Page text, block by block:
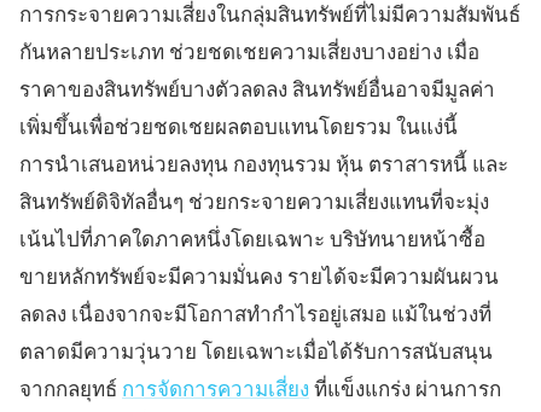
การกระจายความเสี่ยงในกลุ่มสินทรัพย์ที่ไม่มีความสัมพันธ์
กันหลายประเภท ช่วยชดเชยความเสี่ยงบางอย่าง เมื่อ
ราคาของสินทรัพย์บางตัวลดลง สินทรัพย์อื่นอาจมีมูลค่า
เพิ่มขึ้นเพื่อช่วยชดเชยผลตอบแทนโดยรวม ในแง่นี้
การนำเสนอหน่วยลงทุน กองทุนรวม หุ้น ตราสารหนี้ และ
สินทรัพย์ดิจิทัลอื่นๆ ช่วยกระจายความเสี่ยงแทนที่จะมุ่ง
เน้นไปที่ภาคใดภาคหนึ่งโดยเฉพาะ บริษัทนายหน้าซื้อ
ขายหลักทรัพย์จะมีความมั่นคง รายได้จะมีความผันผวน
ลดลง เนื่องจากจะมีโอกาสทำกำไรอยู่เสมอ แม้ในช่วงที่
ตลาดมีความวุ่นวาย โดยเฉพาะเมื่อได้รับการสนับสนุน
จากกลยุทธ์ การจัดการความเสี่ยง ที่แข็งแกร่ง ผ่านการก